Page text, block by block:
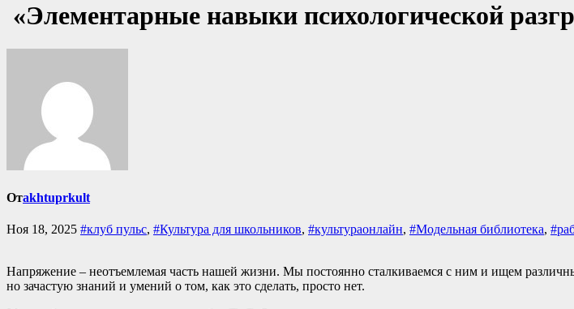
«Элементарные навыки психологической
Отakhtuprkult
Ноя 18, 2025 #клуб пульс, #Культура для школьников, #культураонлайн, #Модельная библиотека,
Напряжение – неотъемлемая часть нашей жизни. Мы постоянно сталкиваемся с ним и ищем
но зачастую знаний и умений о том, как это сделать, просто нет.